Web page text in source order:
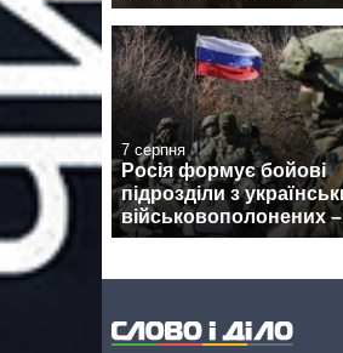
7 серпня
Росія формує бойові
підрозділи з
військовополонених